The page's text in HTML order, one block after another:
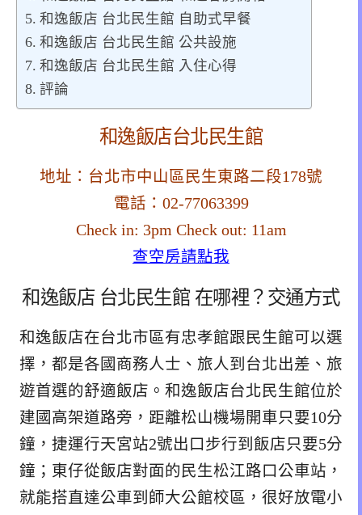
和逸飯店 台北民生館 自助式早餐
和逸飯店 台北民生館 公共設施
和逸飯店 台北民生館 入住心得
評論
和逸飯店台北民生館
地址：台北市中山區民生東路二段178號
電話：02-77063399
Check in: 3pm Check out: 11am
查空房請點我
和逸飯店 台北民生館 在哪裡？交通方式
和逸飯店在台北市區有忠孝館跟民生館可以選
擇，都是各國商務人士、旅人到台北出差、旅
遊首選的舒適飯店。和逸飯店台北民生館位於
建國高架道路旁，距離松山機場開車只要10分
鐘，捷運行天宮站2號出口步行到飯店只要5分
鐘；東仔從飯店對面的民生松江路口公車站，
就能搭直達公車到師大公館校區，很好放電小